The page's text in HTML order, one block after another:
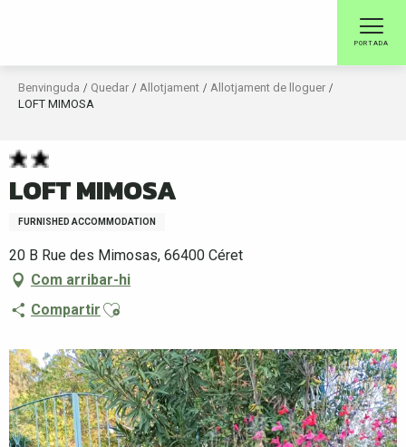
PORTADA
Benvinguda Quedar Allotjament
Allotjament de lloguer
LOFT MIMOSA
LOFT MIMOSA
FURNISHED ACCOMMODATION
20 B Rue des Mimosas, 66400 Céret
Com arribar-hi
Compartir Ajouter aux favoris